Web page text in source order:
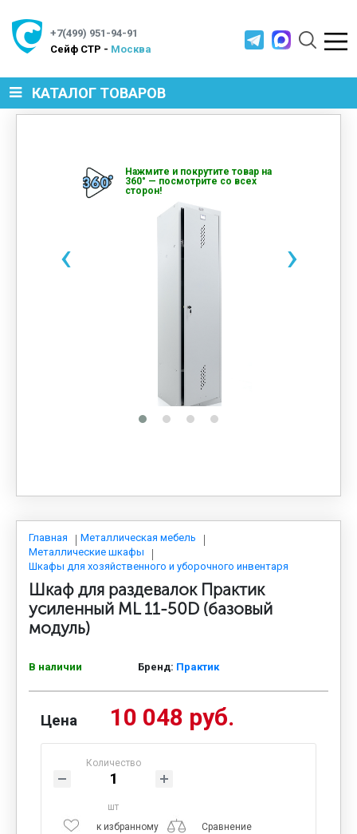
+7(499) 951-94-91
Cейф СТР - Москва
КАТАЛОГ ТОВАРОВ
МЕТАЛЛИЧЕСКАЯ МЕБЕЛЬ
МЕТАЛЛИЧЕСКИЕ СТЕЛЛАЖИ
ПРОИЗВОДСТВЕННАЯ МЕБЕЛЬ
СИСТЕМЫ ХРАНЕНИЯ
МЕБЕЛЬ ДЛЯ ДОМА
МЕБЕЛЬ ДЛЯ СТОЛОВЫХ
Нажмите и покрутите товар на
360° — посмотрите со всех
сторон!
‹ ›
Главная
Металлическая мебель
Металлические шкафы
Шкафы для хозяйственного и уборочного инвентаря
Шкаф для раздевалок Практик
усиленный ML 11-50D (базовый
модуль)
В наличии Бренд: Практик
Цена 10 048 руб.
Количество
шт
к избранному
Сравнение